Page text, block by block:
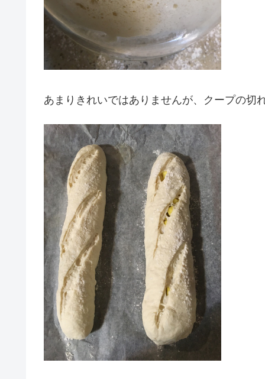
あまりきれいではありませんが、クープの切